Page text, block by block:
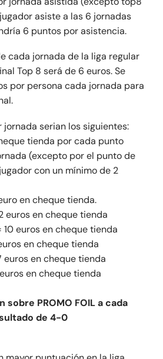
asiste a las 6 jornadas
6 puntos por asistencia.
cada jornada de la liga regular
Top 8 será de 6 euros. Se
por persona cada jornada para
jornada serian los siguientes:
tienda por cada punto
(excepto por el punto de
con un mínimo de 2
en cheque tienda.
euros en cheque tienda
euros en cheque tienda
en cheque tienda
euros en cheque tienda
en cheque tienda
sobre PROMO FOIL a cada
de 4-0